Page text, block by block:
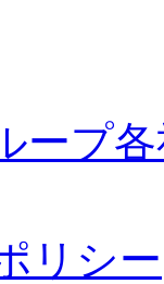
ープ
リシー